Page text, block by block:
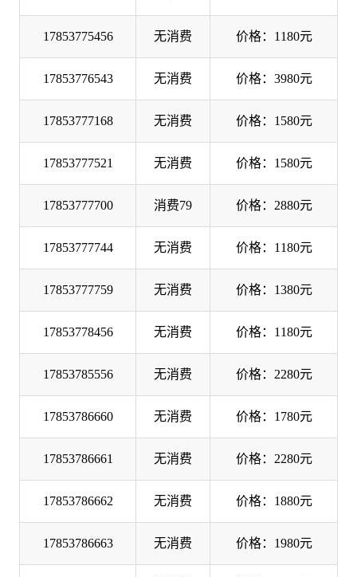
17853775456 无消费 价格：1180元
17853776543 无消费 价格：3980元
17853777168 无消费 价格：1580元
17853777521 无消费 价格：1580元
17853777700 消费79 价格：2880元
17853777744 无消费 价格：1180元
17853777759 无消费 价格：1380元
17853778456 无消费 价格：1180元
17853785556 无消费 价格：2280元
17853786660 无消费 价格：1780元
17853786661 无消费 价格：2280元
17853786662 无消费 价格：1880元
17853786663 无消费 价格：1980元